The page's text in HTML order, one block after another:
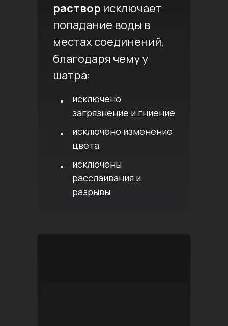
раствор исключает
попадание воды в
местах соединений,
благодаря чему у
шатра:
исключено
загрязнение и гниение
исключено изменение
цвета
исключены
расслаивания и
разрывы